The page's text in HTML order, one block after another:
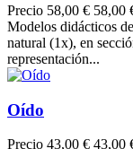
Precio 58,00 € 58,00
Modelos didácticos
natural (1x), en
representación...
Oído
Precio 43,00 € 43,00